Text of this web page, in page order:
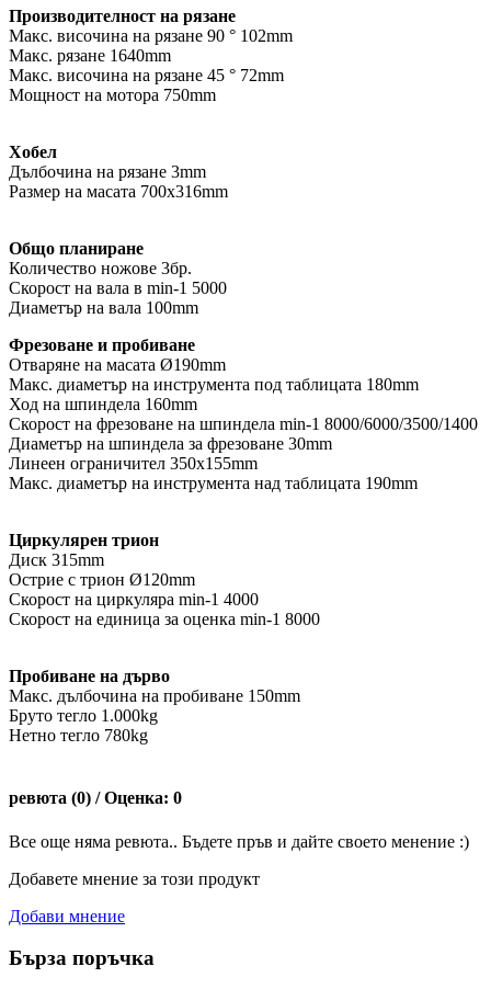
Производителност на рязане
Макс. височина на рязане 90 ° 102mm
Макс. рязане 1640mm
Макс. височина на рязане 45 ° 72mm
Мощност на мотора 750mm
Хобел
Дълбочина на рязане 3mm
Размер на масата 700x316mm
Общо планиране
Количество ножове 3бр.
Скорост на вала в min-1 5000
Диаметър на вала 100mm
Фрезоване и пробиване
Отваряне на масата Ø190mm
Макс. диаметър на инструмента под таблицата 180mm
Ход на шпиндела 160mm
Скорост на фрезоване на шпиндела min-1 8000/6000/3500/1400
Диаметър на шпиндела за фрезоване 30mm
Линеен ограничител 350x155mm
Макс. диаметър на инструмента над таблицата 190mm
Циркулярен трион
Диск 315mm
Острие с трион Ø120mm
Скорост на циркуляра min-1 4000
Скорост на единица за оценка min-1 8000
Пробиване на дърво
Макс. дълбочина на пробиване 150mm
Бруто тегло 1.000kg
Нетно тегло 780kg
ревюта (0) / Оценка: 0
Все още няма ревюта.. Бъдете пръв и дайте своето менение :)
Добавете мнение за този продукт
Добави мнение
Бърза поръчка